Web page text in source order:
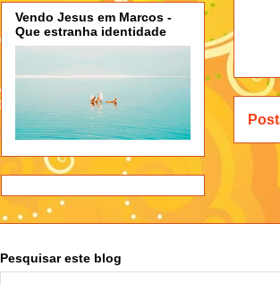
Vendo Jesus em Marcos -
Que estranha identidade
Pesquisar este blog